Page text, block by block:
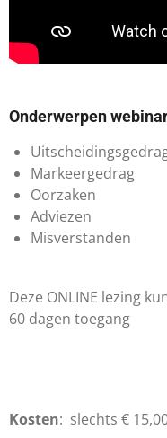
Onderwerpen
Markeergedrag
Oorzaken
Adviezen
Misverstanden
Deze ONLINE lezing
60 dagen toegang
Kosten: slechts €